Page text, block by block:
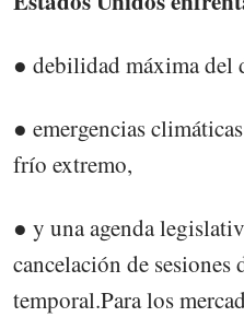
● debilidad máxima del
● emergencias
frío extremo,
● y una agenda
cancelación de sesiones
temporal.Para los